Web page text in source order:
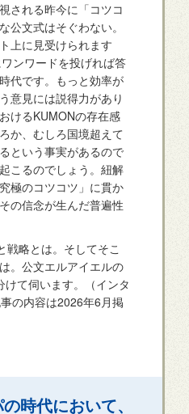
される昨今に「コツコ
公文式はそぐわない。
上に見受けられます
ンワードを投げれば答
代です。もっと効率が
意見には説得力があり
けるKUMONの存在感
か、むしろ国境超えて
という事実があるので
こるのでしょう。紐解
極のコツコツ」に貫か
の信念が生んだ普遍性
略とは。そしてそこ
。公文エルアイエルの
て伺います。（インタ
の内容は2026年6月掲
時代において、